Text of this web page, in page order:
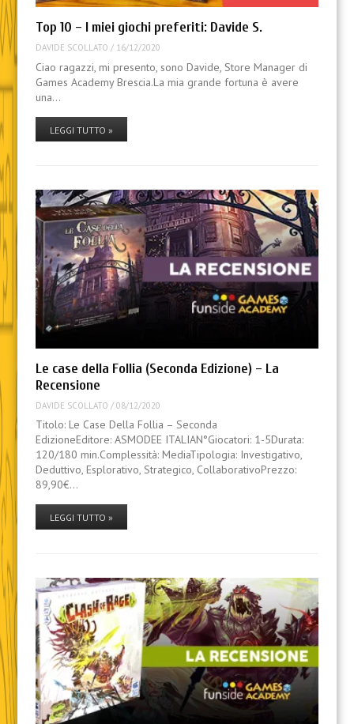
Top 10 – I miei giochi preferiti: Davide S.
DAVIDE SCOLLATO / 16/12/2020
Ciao ragazzi, mi presento, sono Davide, Store Manager di
Games Academy Brescia.La mia grande fortuna è avere
una…
LEGGI TUTTO »
Le case della Follia (Seconda Edizione) – La
Recensione
DAVIDE SCOLLATO / 08/12/2020
Titolo: Le Case Della Follia – Seconda
EdizioneEditore: ASMODEE ITALIAN°Giocatori: 1-5Durata:
120/180 min.Complessità: MediaTipologia: Investigativo,
Deduttivo, Esplorativo, Strategico, CollaborativoPrezzo:
89,90€…
LEGGI TUTTO »